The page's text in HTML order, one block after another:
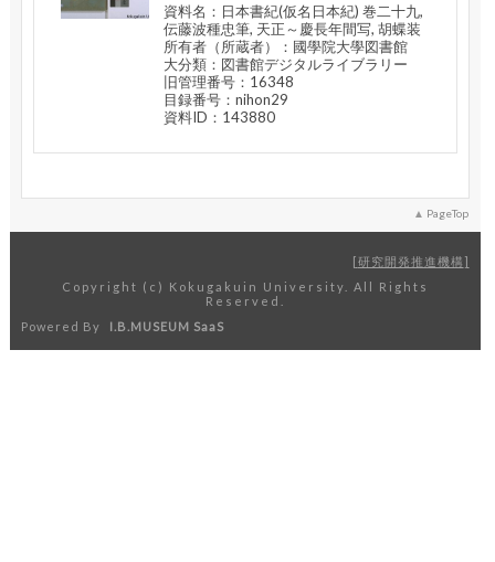
資料名：日本書紀(仮名日本紀) 巻二十九,
伝藤波種忠筆, 天正～慶長年間写, 胡蝶装
所有者（所蔵者）：國學院大學図書館
大分類：図書館デジタルライブラリー
旧管理番号：16348
目録番号：nihon29
資料ID：143880
PageTop
研究開発推進機構
Copyright (c) Kokugakuin University. All Rights
Reserved.
Powered By
I.B.MUSEUM SaaS